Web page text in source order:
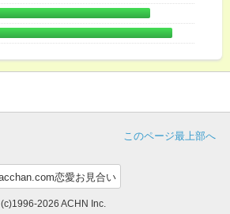
このページ最上部へ
(c)1996-2026 ACHN Inc.